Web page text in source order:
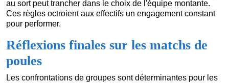
au sort peut trancher dans le choix de l'équipe montante.
Ces règles octroient aux effectifs un engagement constant
pour performer.
Réflexions finales sur les matchs de
poules
Les confrontations de groupes sont déterminantes pour les